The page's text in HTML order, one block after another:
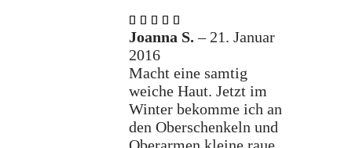
mit
von 5
Joanna S.– 21. Januar
2016
Macht eine samtig
weiche Haut. Jetzt im
Winter bekomme ich an
den Oberschenkeln und